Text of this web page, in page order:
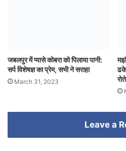
जबलपुर में प्यासे कोबरा को पिलाया पानी:
सर्प विशेषज्ञ का प्रेम, सभी ने सराहा
March 31, 2023
Leave a